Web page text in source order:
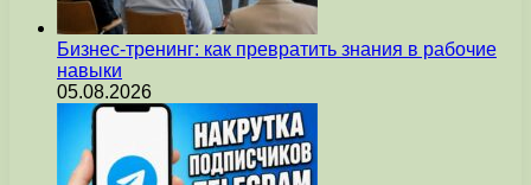
Бизнес-тренинг: как превратить знания в рабочие
навыки
05.08.2026